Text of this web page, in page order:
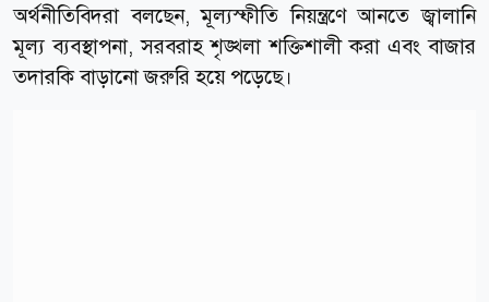
অর্থনীতিবিদরা বলছেন, মূল্যস্ফীতি নিয়ন্ত্রণে আনতে জ্বালানি
মূল্য ব্যবস্থাপনা, সরবরাহ শৃঙ্খলা শক্তিশালী করা এবং বাজার
তদারকি বাড়ানো জরুরি হয়ে পড়েছে।